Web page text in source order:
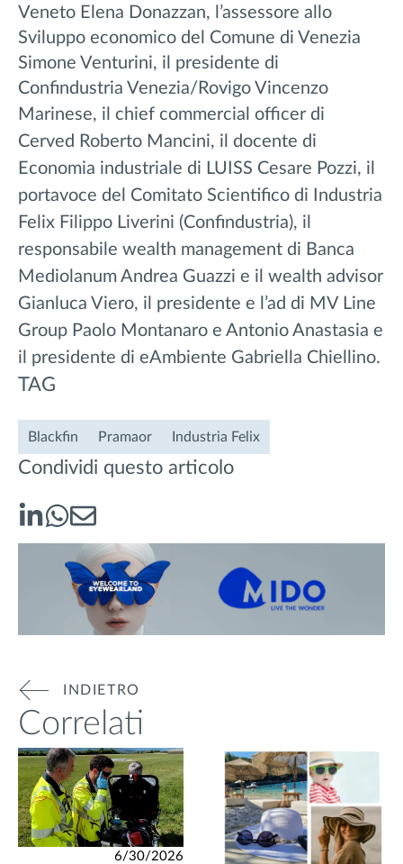
Veneto Elena Donazzan, l’assessore allo
Sviluppo economico del Comune di Venezia
Simone Venturini, il presidente di
Confindustria Venezia/Rovigo Vincenzo
Marinese, il chief commercial officer di
Cerved Roberto Mancini, il docente di
Economia industriale di LUISS Cesare Pozzi, il
portavoce del Comitato Scientifico di Industria
Felix Filippo Liverini (Confindustria), il
responsabile wealth management di Banca
Mediolanum Andrea Guazzi e il wealth advisor
Gianluca Viero, il presidente e l’ad di MV Line
Group Paolo Montanaro e Antonio Anastasia e
il presidente di eAmbiente Gabriella Chiellino.
TAG
Blackfin Pramaor Industria Felix
Condividi questo articolo
INDIETRO
Correlati
6/30/2026